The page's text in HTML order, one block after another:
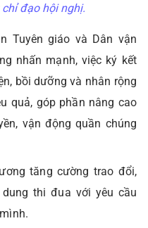
đạo hội nghị.
Tuyên giáo và Dân vận
nhấn mạnh, việc ký kết
bồi dưỡng và nhân rộng
quả, góp phần nâng cao
vận động quần chúng
tăng cường trao đổi,
thi đua với yêu cầu